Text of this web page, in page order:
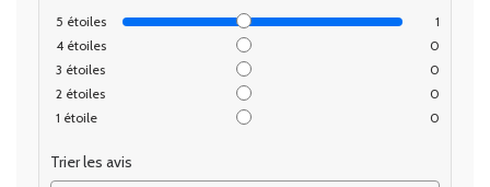
5 étoiles
1
4 étoiles
0
3 étoiles
0
2 étoiles
0
1 étoile 0
Trier les avis